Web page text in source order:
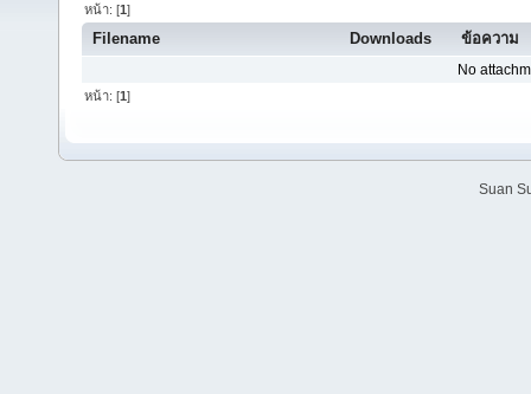
หน้า: [1]
Filename Downloads ข้อความ
No
หน้า: [1]
Suan